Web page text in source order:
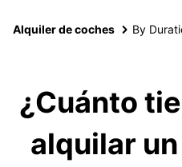
Alquiler de coches By
¿Cuánto
alquilar